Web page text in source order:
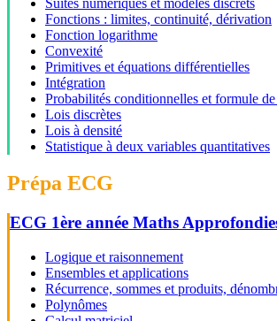
Fonctions : limites, continuité, dérivation
Fonction logarithme
Convexité
Primitives et équations différentielles
Intégration
Probabilités conditionnelles et formule
Lois discrètes
Lois à densité
Statistique à deux variables quantitatives
Prépa ECG
ECG 1ère année Maths
Logique et raisonnement
Ensembles et applications
Récurrence, sommes et produits,
Polynômes